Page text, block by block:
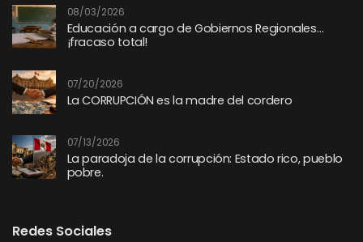
08/03/2026
Educación a cargo de Gobiernos Regionales…
¡fracaso total!
07/20/2026
La CORRUPCIÓN es la madre del cordero
07/13/2026
La paradoja de la corrupción: Estado rico, pueblo
pobre.
Redes Sociales